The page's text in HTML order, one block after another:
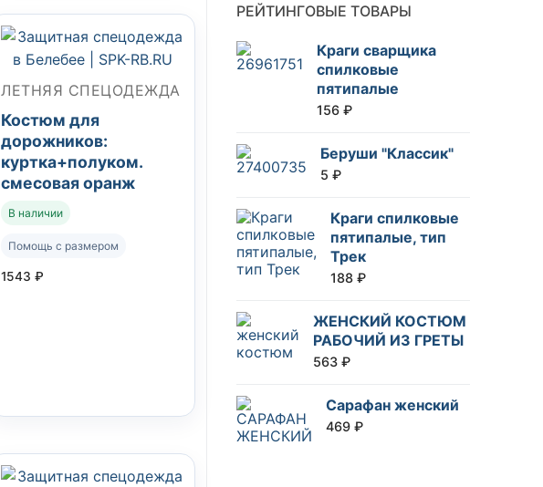
ЛЕТНЯЯ СПЕЦОДЕЖДА
Костюм для
дорожников:
куртка+полуком.
смесовая оранж
В наличии
Помощь с размером
1543₽
РЕЙТИНГОВЫЕ ТОВАРЫ
Краги сварщика
спилковые
пятипалые
156 ₽
Беруши "Классик"
5 ₽
Краги спилковые
пятипалые, тип
Трек
188 ₽
ЖЕНСКИЙ КОСТЮМ
РАБОЧИЙ ИЗ ГРЕТЫ
563 ₽
Сарафан женский
469 ₽